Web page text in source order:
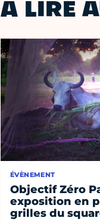
À LIRE
ÉVÈNEMENT
Objectif Zéro
exposition en
grilles du